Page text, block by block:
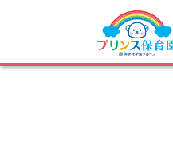
プリンス保育園